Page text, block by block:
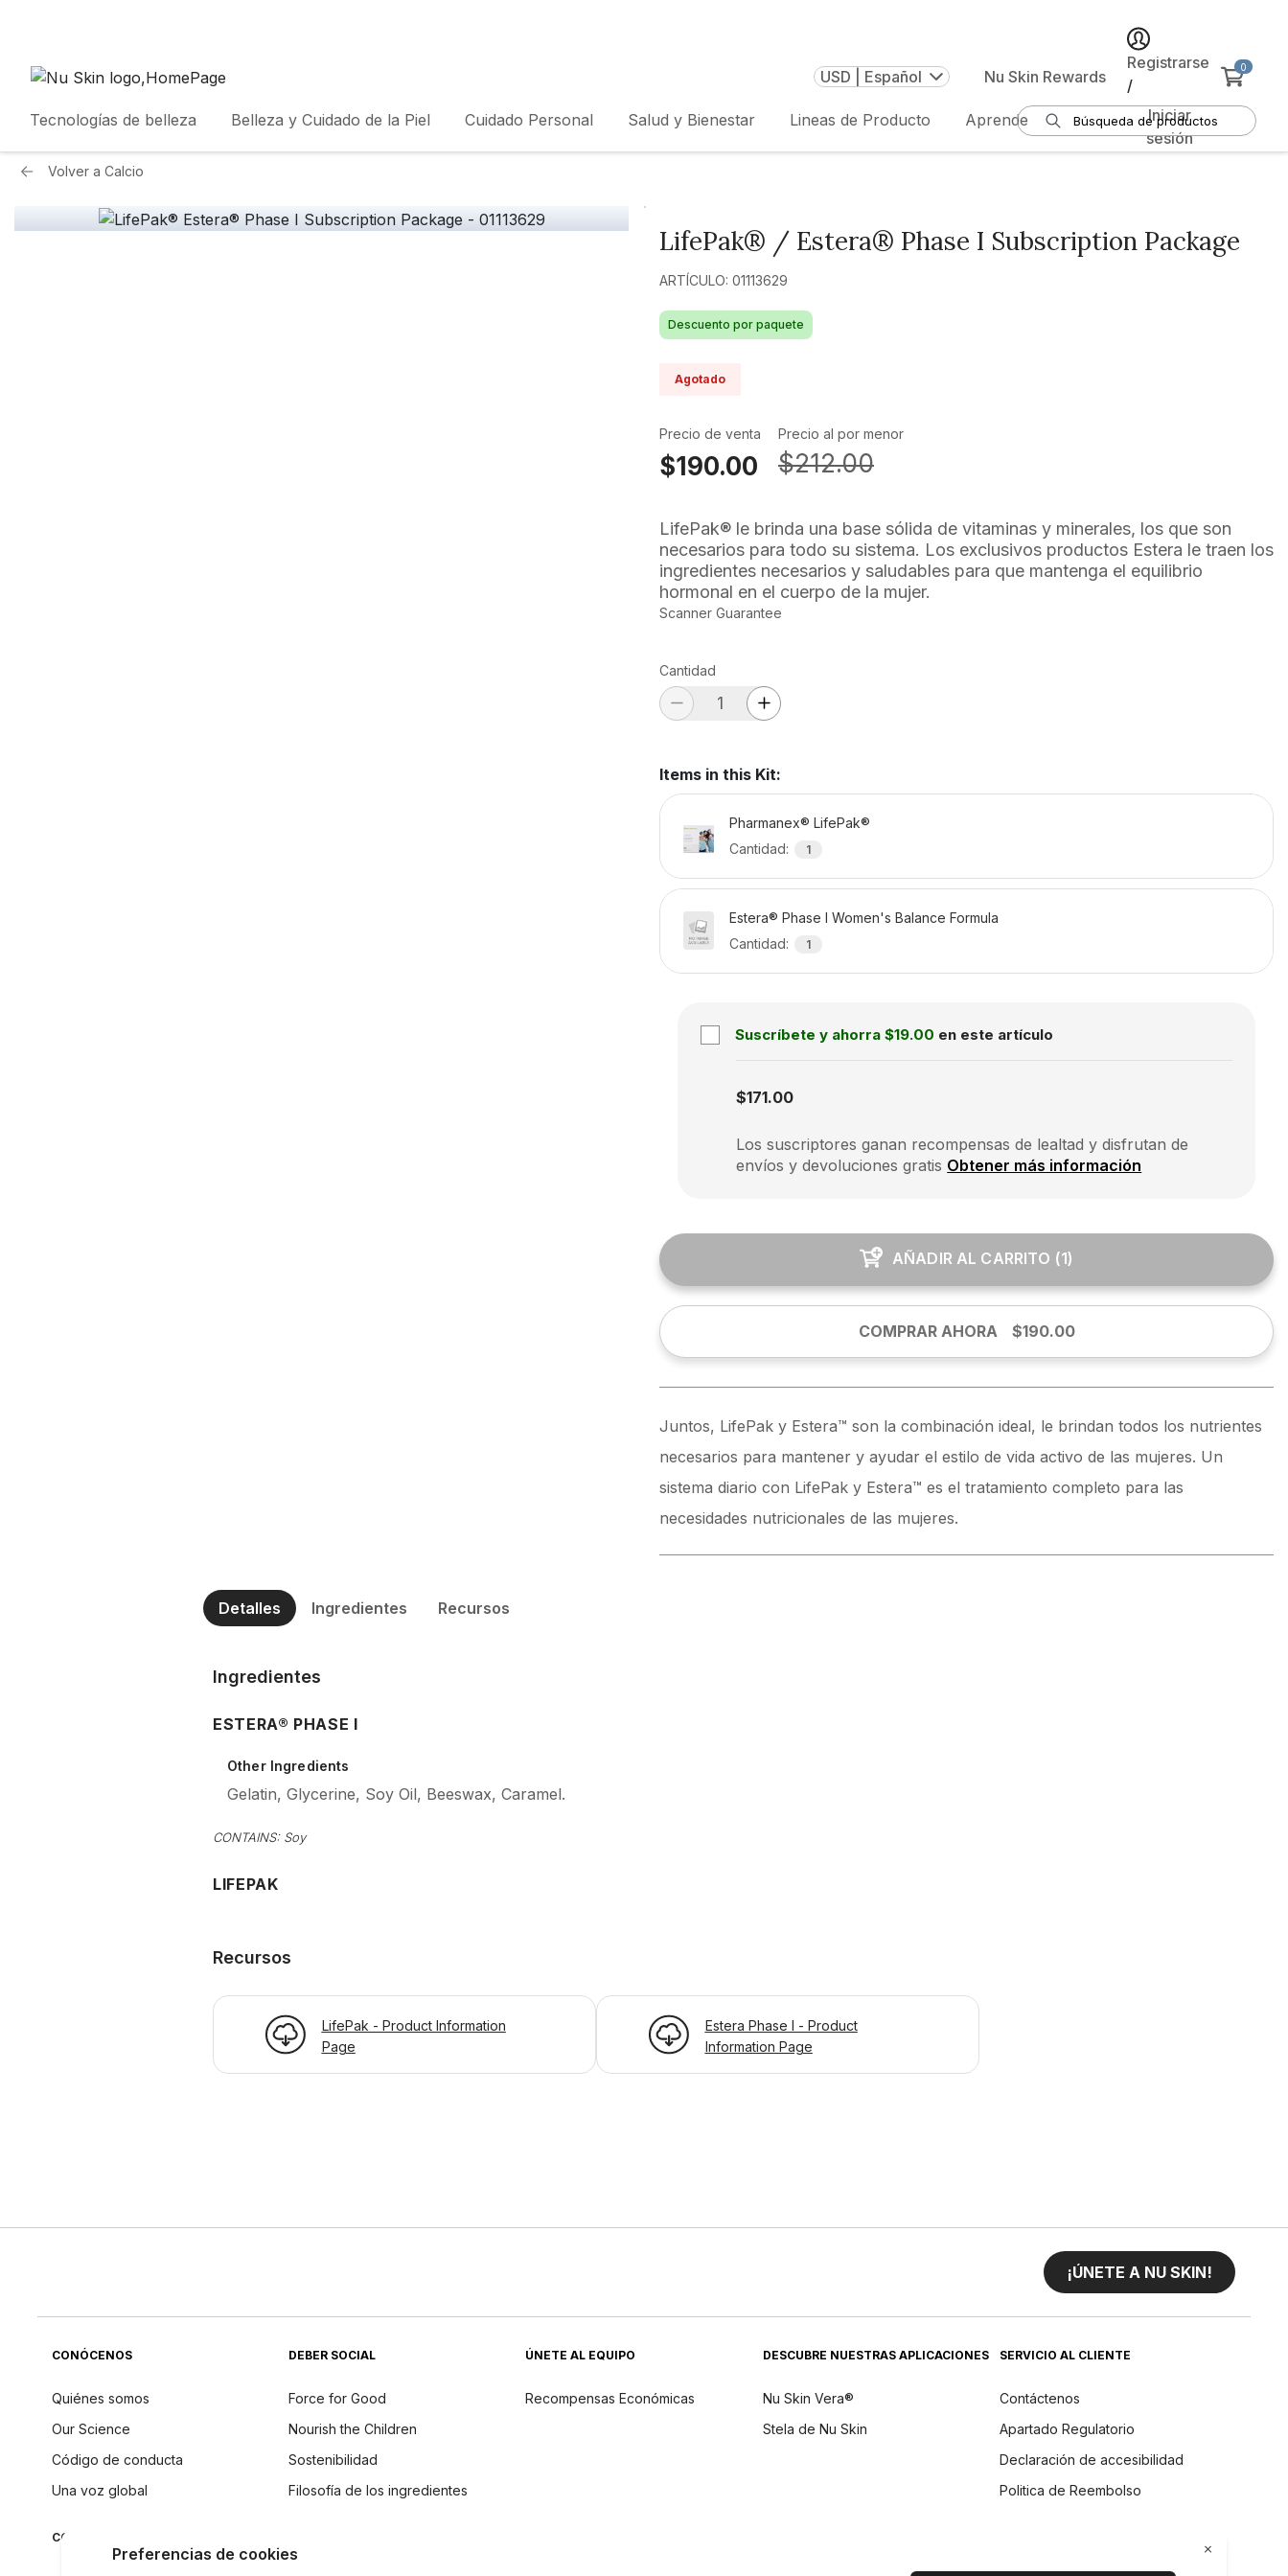
USD | Español Nu Skin Rewards
Registrarse
/
Iniciar
sesión
0
Tecnologías de belleza Belleza y Cuidado de la Piel Cuidado Personal Salud y Bienestar Lineas de Producto Aprende
Volver a Calcio
LifePak® / Estera® Phase I Subscription Package
ARTÍCULO: 01113629
Descuento por paquete
Agotado
Precio de venta
$190.00
Precio al por menor
$212.00
LifePak® le brinda una base sólida de vitaminas y minerales, los que son
necesarios para todo su sistema. Los exclusivos productos Estera le traen los
ingredientes necesarios y saludables para que mantenga el equilibrio
hormonal en el cuerpo de la mujer.
Scanner Guarantee
Cantidad
Items in this Kit:
Pharmanex® LifePak®
Cantidad: 1
Estera® Phase I Women's Balance Formula
Cantidad: 1
Suscríbete y ahorra $19.00 en este artículo
$171.00
Los suscriptores ganan recompensas de lealtad y disfrutan de
envíos y devoluciones gratis Obtener más información
AÑADIR AL CARRITO (1)
COMPRAR AHORA $190.00
Juntos, LifePak y Estera™ son la combinación ideal, le brindan todos los nutrientes
necesarios para mantener y ayudar el estilo de vida activo de las mujeres. Un
sistema diario con LifePak y Estera™ es el tratamiento completo para las
necesidades nutricionales de las mujeres.
Detalles Ingredientes Recursos
Ingredientes
ESTERA® PHASE I
Other Ingredients
Gelatin, Glycerine, Soy Oil, Beeswax, Caramel.
CONTAINS: Soy
LIFEPAK
Recursos
LifePak - Product Information
Page
Estera Phase I - Product
Information Page
¡ÚNETE A NU SKIN!
CONÓCENOS
Quiénes somos
Our Science
Código de conducta
Una voz global
DEBER SOCIAL
Force for Good
Nourish the Children
Sostenibilidad
Filosofía de los ingredientes
ÚNETE AL EQUIPO
Recompensas Económicas
DESCUBRE NUESTRAS APLICACIONES
Nu Skin Vera®
Stela de Nu Skin
SERVICIO AL CLIENTE
Contáctenos
Apartado Regulatorio
Declaración de accesibilidad
Politica de Reembolso
CONECTAR CON NU SKIN